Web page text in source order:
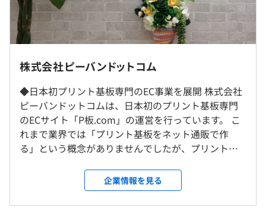
・社内技術共有会の実施（勤務時間内）
・コードレビューの実施
他）
Windows ノートPC（Intel Core Ultra 7 / メモリ64GB以
能です。
※遠隔地にお住いの場合は、フルリモートが可能です。
就業場所の変更範囲
＜雇入時＞
東京本社、および自宅
平均残業時間：平均5-10時間／月
・完全週休 2 日制(土日)
・祝日
・年末年始休暇
・夏季休暇
・慶弔休暇
・有給休暇
・交通費支給（月5.5万円まで）
・残業手当（超過分）
株式会社ピーバンドットコム
◆日本初プリント基板専門のEC事業を展開 株式会社
ピーバンドットコムは、日本初のプリント基板専門
のECサイト「P板.com」の運営を行っています。 こ
れまで業界では「プリント基板をネット通販で作
る」という概念がありませんでしたが、プリント基
ステムを構築したことで、 新しい市場を創成。少人
数で堅牢なビジネスモデルを構築しています。 ま
た、新規事業としてハードウェア開発エンジニア向
企業情報を見る